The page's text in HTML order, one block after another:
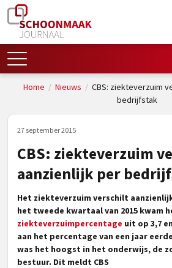
Home / Nieuws / CBS: ziekteverzuim
bedrijfstak
27 september 2015
CBS: ziekteverzuim
aanzienlijk per
Het ziekteverzuim verschilt
het tweede kwartaal van 2015 kwam
ziekteverzuimpercentage uit op 3,7
aan het percentage van een jaar
was het hoogst in het onderwijs, de
bestuur. Dit meldt CBS